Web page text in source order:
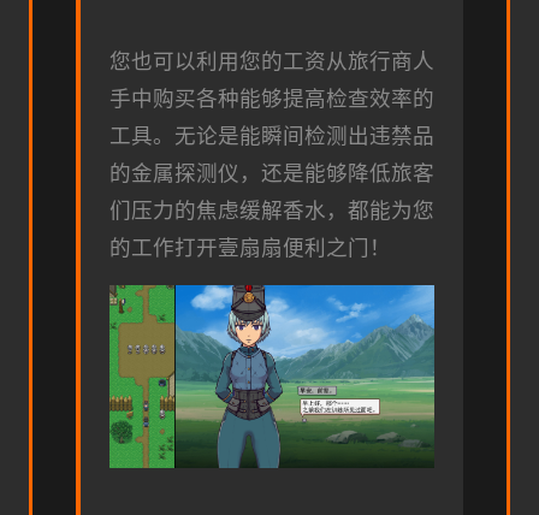
您也可以利用您的工资从旅行商人
手中购买各种能够提高检查效率的
工具。无论是能瞬间检测出违禁品
的金属探测仪，还是能够降低旅客
们压力的焦虑缓解香水，都能为您
的工作打开壹扇扇便利之门！